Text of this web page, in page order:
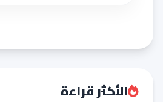
الأكثر قراءة